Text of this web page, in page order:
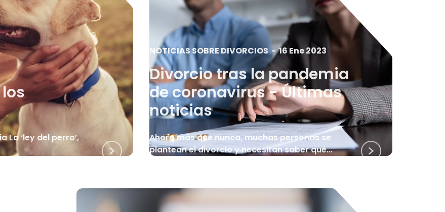
‘ley del perro’,
NOTICIAS SOBRE DIVORCIOS-16 Ene 2023
Divorcio tras la pandemia
de coronavirus - Últimas
noticias
Ahora más que nunca, muchas personas se
plantean el divorcio y necesitan saber qué...